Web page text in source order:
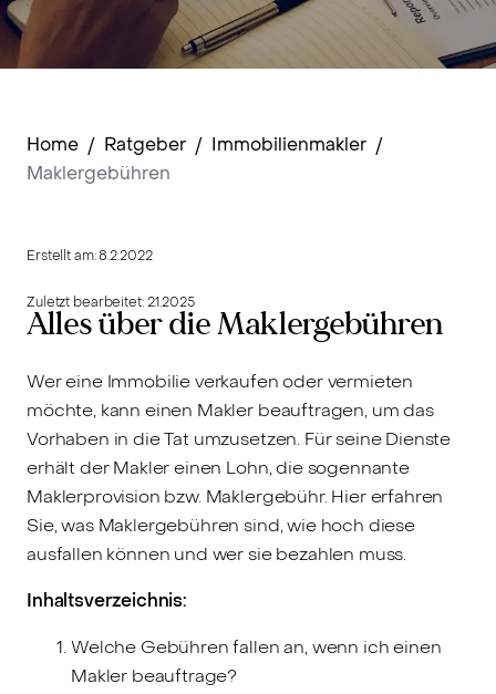
Home / Ratgeber / Immobilienmakler /
Maklergebühren
Erstellt am:8.2.2022
Zuletzt bearbeitet:2.1.2025
Alles über die Maklergebühren
Wer eine Immobilie verkaufen oder vermieten
möchte, kann einen Makler beauftragen, um das
Vorhaben in die Tat umzusetzen. Für seine Dienste
erhält der Makler einen Lohn, die sogennante
Maklerprovision bzw. Maklergebühr. Hier erfahren
Sie, was Maklergebühren sind, wie hoch diese
ausfallen können und wer sie bezahlen muss.
Inhaltsverzeichnis:
Welche Gebühren fallen an, wenn ich einen
Makler beauftrage?